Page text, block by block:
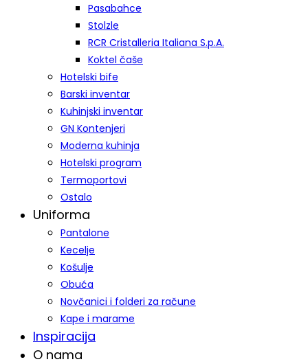
Pasabahce
Stolzle
RCR Cristalleria Italiana S.p.A.
Koktel čaše
Hotelski bife
Barski inventar
Kuhinjski inventar
GN Kontenjeri
Moderna kuhinja
Hotelski program
Termoportovi
Ostalo
Uniforma
Pantalone
Kecelje
Košulje
Obuća
Novčanici i folderi za račune
Kape i marame
Inspiracija
O nama